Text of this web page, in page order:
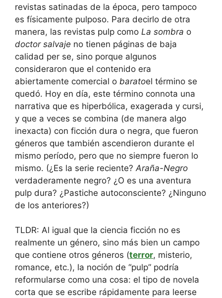
revistas satinadas de la época, pero tampoco
es físicamente pulposo. Para decirlo de otra
manera, las revistas pulp como La sombra o
doctor salvaje no tienen páginas de baja
calidad per se, sino porque algunos
consideraron que el contenido era
abiertamente comercial o baratoel término se
quedó. Hoy en día, este término connota una
narrativa que es hiperbólica, exagerada y cursi,
y que a veces se combina (de manera algo
inexacta) con ficción dura o negra, que fueron
géneros que también ascendieron durante el
mismo período, pero que no siempre fueron lo
mismo. (¿Es la serie reciente? Araña-Negro
verdaderamente negro? ¿O es una aventura
pulp dura? ¿Pastiche autoconsciente? ¿Ninguno
de los anteriores?)
TLDR: Al igual que la ciencia ficción no es
realmente un género, sino más bien un campo
que contiene otros géneros (terror, misterio,
romance, etc.), la noción de “pulp” podría
reformularse como una cosa: el tipo de novela
corta que se escribe rápidamente para leerse